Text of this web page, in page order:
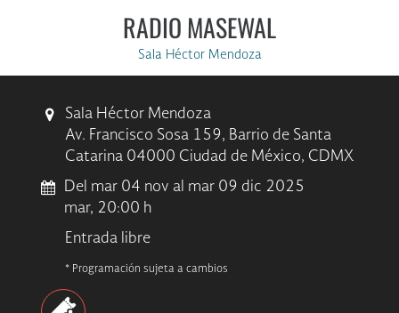
RADIO MASEWAL
Sala Héctor Mendoza
Sala Héctor Mendoza
Av. Francisco Sosa 159, Barrio de Santa
Catarina 04000 Ciudad de México, CDMX
Del mar 04 nov al mar 09 dic 2025
mar, 20:00 h
Entrada libre
* Programación sujeta a cambios